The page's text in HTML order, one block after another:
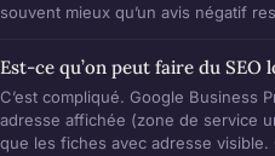
souvent mieux qu’un avis négatif
Est-ce qu’on peut faire du SEO
C’est compliqué. Google Business
adresse affichée (zone de service
que les fiches avec adresse